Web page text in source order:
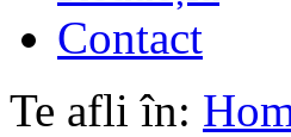
Contact
Te afli în: